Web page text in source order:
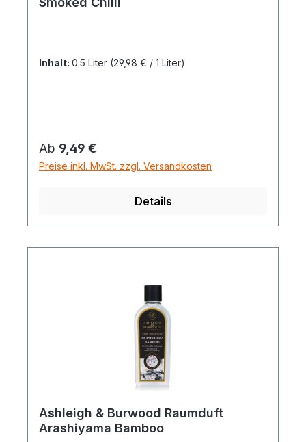
Inhalt: 0.5 Liter (29,98 € / 1 Liter)
Regulärer Preis:
Ab 9,49 €
Preise inkl. MwSt. zzgl. Versandkosten
Details
Ashleigh & Burwood Raumduft
Arashiyama Bamboo